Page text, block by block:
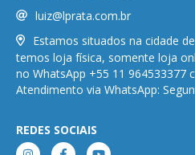
luiz@lprata.com.br
Estamos situados na cidade
temos loja física, somente loja
no WhatsApp +55 11 964533377
Atendimento via WhatsApp:
REDES SOCIAIS